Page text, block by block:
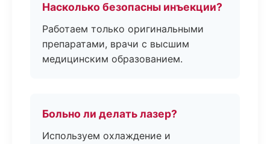
Насколько безопасны инъекции?
Работаем только оригинальными
препаратами, врачи с высшим
медицинским образованием.
Больно ли делать лазер?
Используем охлаждение и